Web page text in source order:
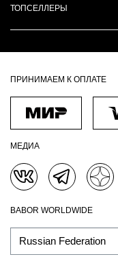
ТОПСЕЛЛЕРЫ
ПРИНИМАЕМ К ОПЛАТЕ
МЕДИА
BABOR WORLDWIDE